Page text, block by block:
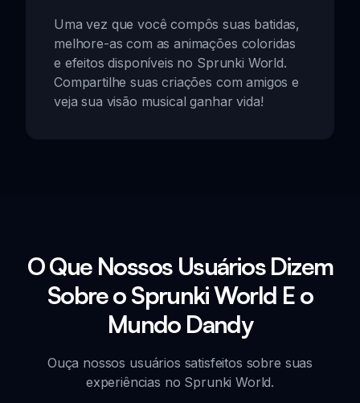
Uma vez que você compôs suas batidas,
melhore-as com as animações coloridas
e efeitos disponíveis no Sprunki World.
Compartilhe suas criações com amigos e
veja sua visão musical ganhar vida!
O Que Nossos Usuários Dizem
Sobre o Sprunki World E o
Mundo Dandy
Ouça nossos usuários satisfeitos sobre suas
experiências no Sprunki World.